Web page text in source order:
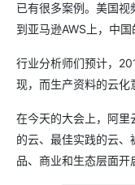
已有很多案例。美国
到亚马逊AWS上，中
行业分析师们预计，
现，而生产资料的云化
在今天的大会上，阿里
的云、最佳实践的云、
品、商业和生态层面开